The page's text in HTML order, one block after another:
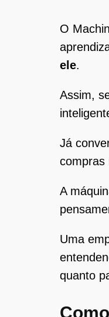
O
ele.
Assim,
Já
compras
A
Uma
quanto